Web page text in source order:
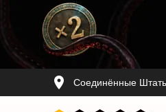
Соединённые